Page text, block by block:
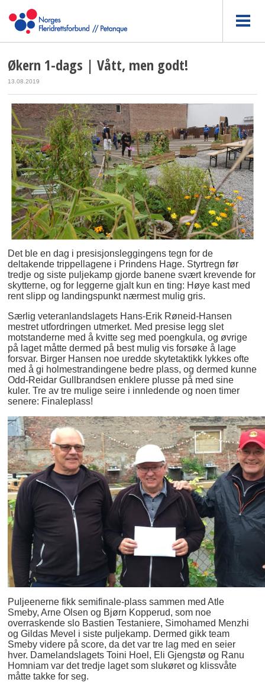
Økern 1-dags | Vått, men godt!
13.08.2019
Det ble en dag i presisjonsleggingens tegn for de
deltakende trippellagene i Prindens Hage. Styrtregn før
tredje og siste puljekamp gjorde banene svært krevende for
skytterne, og for leggerne gjalt kun en ting: Høye kast med
rent slipp og landingspunkt nærmest mulig gris.
Særlig veteranlandslagets Hans-Erik Røneid-Hansen
mestret utfordringen utmerket. Med presise legg slet
motstanderne med å kvitte seg med poengkula, og øvrige
på laget måtte dermed på best mulig vis forsøke å lage
forsvar. Birger Hansen noe uredde skytetaktikk lykkes ofte
med å gi holmestrandingene bedre plass, og dermed kunne
Odd-Reidar Gullbrandsen enklere plusse på med sine
kuler. Tre av tre mulige seire i innledende og noen timer
senere: Finaleplass!
Puljeenerne fikk semifinale-plass sammen med Atle
Smeby, Arne Olsen og Bjørn Kopperud, som noe
overraskende slo Bastien Testaniere, Simohamed Menzhi
og Gildas Mevel i siste puljekamp. Dermed gikk team
Smeby videre på score, da det var tre lag med en seier
hver. Damelandslagets Toini Hoel, Eli Gjengstø og Ranu
Homniam var det tredje laget som slukøret og klissvåte
måtte takke for seg.